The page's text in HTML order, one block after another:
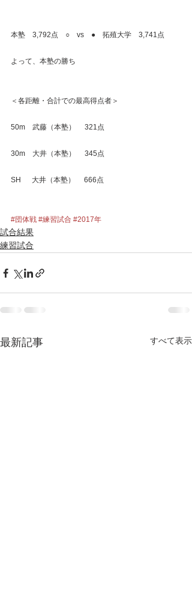
本塾　3,792点　○　vs　●　拓殖大学　3,741点
よって、本塾の勝ち
＜各距離・合計での最高得点者＞
50m　武藤（本塾）　 321点
30m　大井（本塾）　 345点
SH　  大井（本塾）　 666点
#団体戦 #練習試合 #2017年
試合結果
練習試合
最新記事 すべて表示